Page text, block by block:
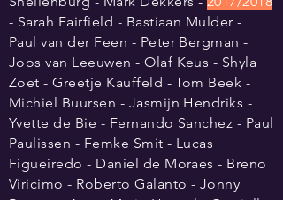
- Sarah Fairfield - Bastiaan Mulder -
Paul van der Feen - Peter Bergman -
Joos van Leeuwen - Olaf Keus - Shyla
Zoet - Greetje Kauffeld - Tom Beek -
Michiel Buursen - Jasmijn Hendriks -
Yvette de Bie - Fernando Sanchez - Paul
Paulissen - Femke Smit - Lucas
Figueiredo - Daniel de Moraes - Breno
Viricimo - Roberto Galanto - Jonny